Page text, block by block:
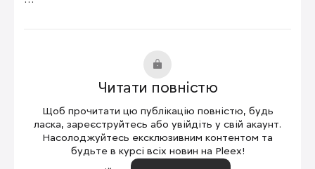
17%. 42% серед них також вважають
агресором, хоч і не всі.Читати повністю
Щоб прочитати цю публікацію повністю, будь
ласка, зареєструйтесь або увійдіть у свій акаунт.
Насолоджуйтесь ексклюзивним контентом та
будьте в курсі всіх новин на Pleex!